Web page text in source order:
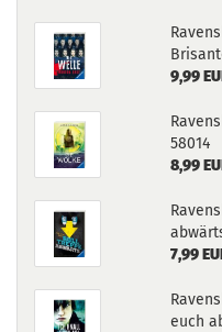
9,99
58014
8,99
7,99
euch